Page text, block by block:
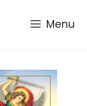
Menu